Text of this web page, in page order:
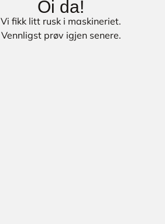
Oi da!
Vi fikk litt rusk i maskineriet.
Vennligst prøv igjen senere.